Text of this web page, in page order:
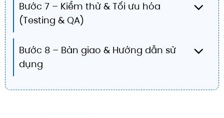
Bước 7 – Kiểm thử & Tối ưu hóa
(Testing & QA)
Bước 8 – Bàn giao & Hướng dẫn sử
dụng